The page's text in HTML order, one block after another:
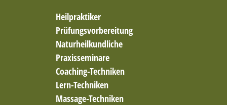
Heilpraktiker
Prüfungsvorbereitung
Naturheilkundliche
Praxisseminare
Coaching-Techniken
Lern-Techniken
Massage-Techniken